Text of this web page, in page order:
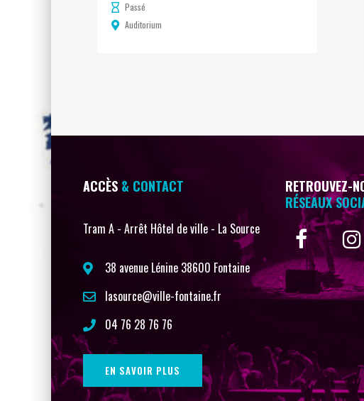
Passé
Auditorium
ACCÈS & CONTACT
Tram A - Arrêt Hôtel de ville - La Source
38 avenue Lénine 38600 Fontaine
lasource@ville-fontaine.fr
04 76 28 76 76
EN SAVOIR PLUS
RETROUVEZ-
RÉSEAUX